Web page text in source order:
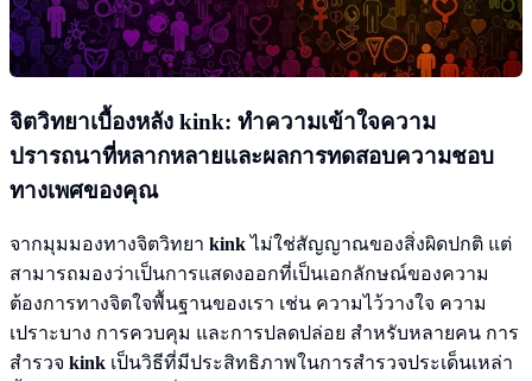
จิตวิทยาเบื้องหลัง kink: ทำความเข้าใจความ
ปรารถนาที่หลากหลายและผลการทดสอบความชอบ
ทางเพศของคุณ
จากมุมมองทางจิตวิทยา kinkไม่ใช่สัญญาณของสิ่งผิดปกติ แต่
สามารถมองว่าเป็นการแสดงออกที่เป็นเอกลักษณ์ของความ
ต้องการทางจิตใจพื้นฐานของเรา เช่น ความไว้วางใจ ความ
เปราะบาง การควบคุม และการปลดปล่อย สำหรับหลายคน การ
สำรวจ kink เป็นวิธีที่มีประสิทธิภาพในการสำรวจประเด็นเหล่า